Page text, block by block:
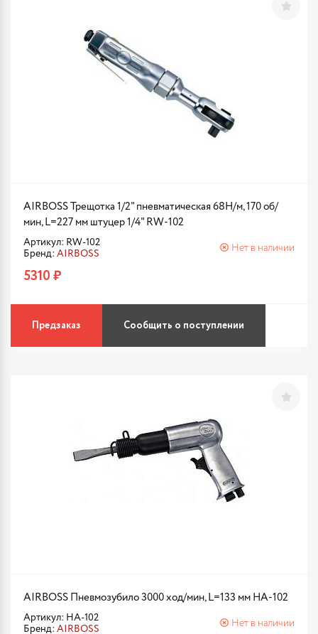
AIRBOSS Трещотка 1/2" пневматическая 68Н/м, 170 об/
мин, L=227 мм штуцер 1/4" RW-102
Артикул: RW-102
Бренд: AIRBOSS
Нет в наличии
5310 ₽
Предзаказ Сообщить о поступлении
AIRBOSS Пневмозубило 3000 ход/мин, L=133 мм HA-102
Артикул: HA-102
Бренд: AIRBOSS
Нет в наличии